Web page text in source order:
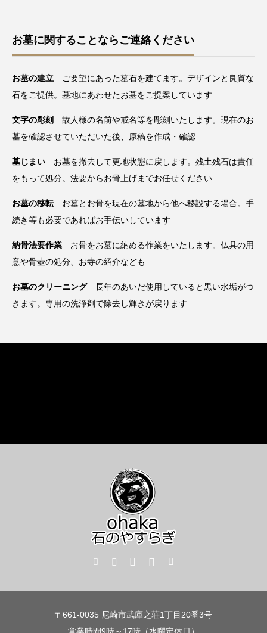
お墓に関することならご連絡ください
お墓の建立 ご要望にあった墓石を建てます。デザインと良質な
石をご提供。墓地にあわせたお墓をご提案しています
文字の彫刻
故人様の名前や戒名等を彫刻いたします。現在のお
墓を確認させていただいた後、原稿を作成・確認
墓じまい お墓を撤去して更地状態に戻します。残土残石は責任
をもって処分。法要からお骨上げまでお任せください
お墓の移転お墓とお骨を現在の墓地から他へ移設する場合。手
続き等も必要であればお手伝いしています
納骨法要作業 お骨をお墓に納める作業をいたします。仏具の用
意や骨壺の処分、お寺の紹介なども
お墓のクリーニング長年のあいだ使用していると黒い水垢がつ
きます。専用の洗浄剤で除去し輝きが戻ります
〒661-0035 尼崎市武庫之荘1丁目20番3号